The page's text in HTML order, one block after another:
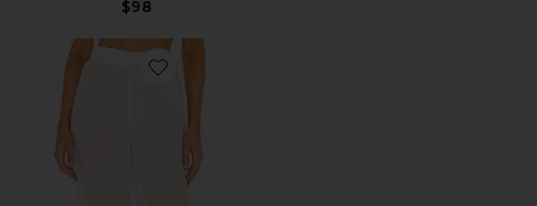
$98
Favorite PANTALÓN SAMMY